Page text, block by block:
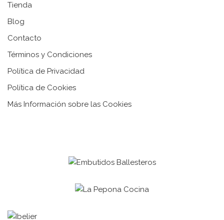
Tienda
Blog
Contacto
Términos y Condiciones
Política de Privacidad
Política de Cookies
Más Información sobre las Cookies